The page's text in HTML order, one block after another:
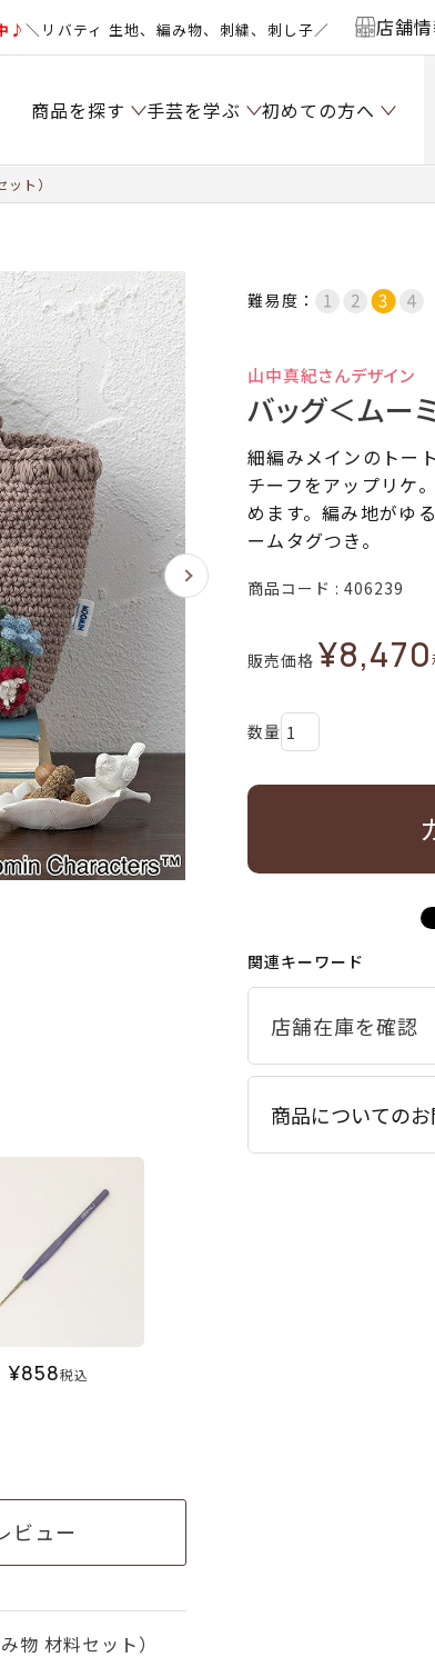
♪＼リバティ 生地、編み物、刺繍、刺し子／ 店舗
商品を探す 手芸を学ぶ 初めての方へ
ト）
¥858税込
ビュー
物 材料セット）
難易度：
山中真紀さんデザイン
バッグ＜ムー
細編みメインのトー
チーフをアップリケ
めます。編み地がゆ
ームタグつき。
商品コード 406239
販売価格 ¥8,470
関連キーワード
商品についての